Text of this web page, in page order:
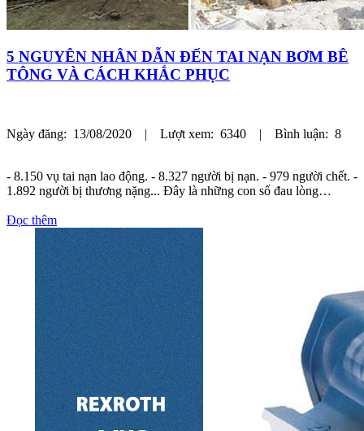
5 NGUYÊN NHÂN DẪN ĐẾN TAI NẠN BƠM BÊ
TÔNG VÀ CÁCH KHẮC PHỤC
Ngày đăng: 13/08/2020 | Lượt xem: 6340 | Bình luận: 8
- 8.150 vụ tai nạn lao động. - 8.327 người bị nạn. - 979 người chết. -
1.892 người bị thương nặng... Đây là những con số đau lòng…
Đọc thêm